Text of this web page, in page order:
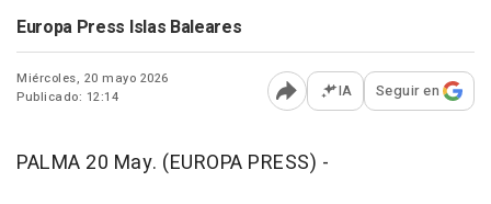
Europa Press Islas Baleares
Miércoles, 20 mayo 2026
Publicado: 12:14
Abrir opciones para
IA Seguir en
PALMA 20 May. (EUROPA PRESS) -